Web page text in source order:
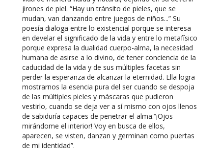
jirones de piel. “Hay un tránsito de pieles, que se
mudan, van danzando entre juegos de niños...” Su
poesía dialoga entre lo existencial porque se interesa
en develar el significado de la vida y entre lo metafísico
porque expresa la dualidad cuerpo-alma, la necesidad
humana de asirse a lo divino, de tener conciencia de la
caducidad de la vida y de sus múltiples facetas sin
perder la esperanza de alcanzar la eternidad. Ella logra
mostrarnos la esencia pura del ser cuando se despoja
de las múltiples pieles y máscaras que pudieron
vestirlo, cuando se deja ver a sí mismo con ojos llenos
de sabiduría capaces de penetrar el alma.“¡Ojos
mirándome el interior! Voy en busca de ellos,
aparecen, se visten, danzan y germinan como puertas
de mi identidad”.